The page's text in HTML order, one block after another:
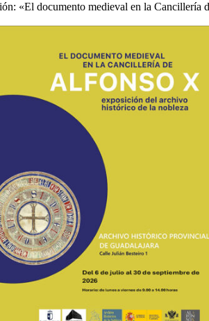
«El documento medieval en la Cancillería